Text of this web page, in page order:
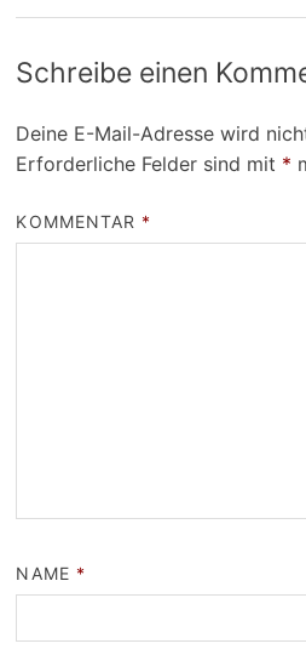
Schreibe einen
Deine E-Mail-Adresse wird
Erforderliche Felder sind mit *
KOMMENTAR *
NAME *